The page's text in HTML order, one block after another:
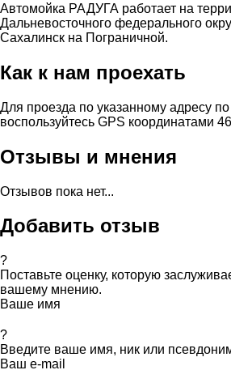
Автомойка РАДУГА работает на
Дальневосточного федерального
Сахалинск на Пограничной.
Как к нам проехать
Для проезда по указанному адресу по
воспользуйтесь GPS координатами
Отзывы и мнения
Отзывов пока нет...
Добавить отзыв
?
Поставьте оценку, которую
вашему мнению.
Ваше имя
?
Введите ваше имя, ник или
Ваш e-mail